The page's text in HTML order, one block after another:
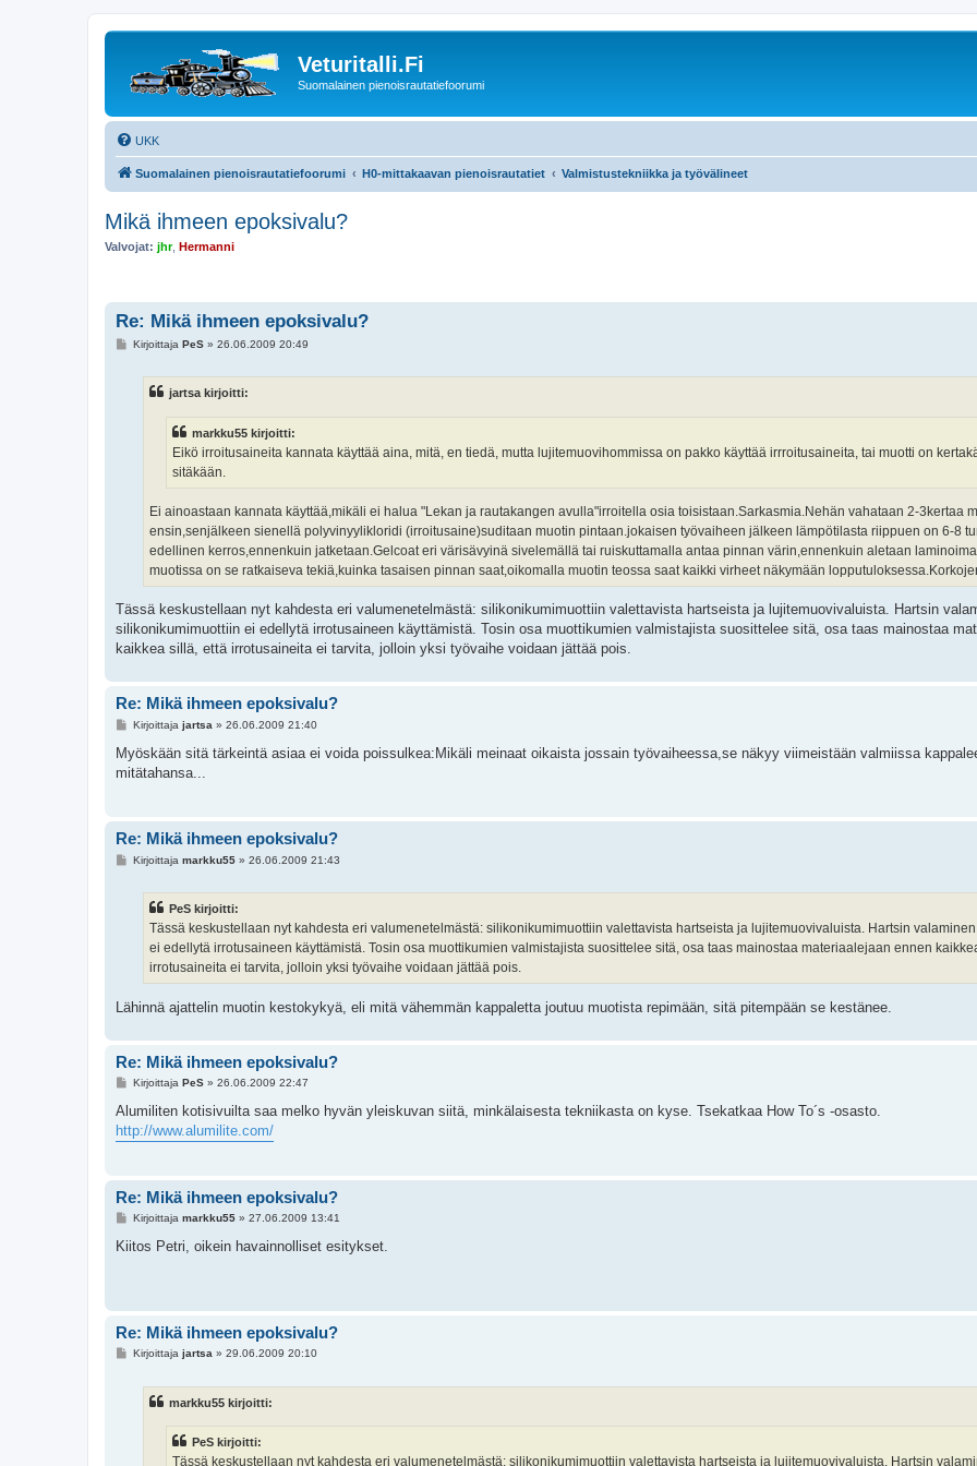
Veturitalli.Fi
Suomalainen pienoisrautatiefoorumi
UKK
Suomalainen pienoisrautatiefoorumi H0-mittakaavan pienoisrautatiet Valmistustekniikka ja työvälineet
Mikä ihmeen epoksivalu?
Valvojat: jhr, Hermanni
Re: Mikä ihmeen epoksivalu?
VKirjoittaja PeS» 26.06.2009 20:49
jartsa kirjoitti:
markku55 kirjoitti:
Eikö irroitusaineita kannata käyttää aina, mitä, en tiedä, mutta lujitemuovihommissa on pakko käyttää irrroitusaineita, tai muotti on
sitäkään.
Ei ainoastaan kannata käyttää,mikäli ei halua "Lekan ja rautakangen avulla"irroitella osia toisistaan.Sarkasmia.Nehän vahataan 2-3kertaa
ensin,senjälkeen sienellä polyvinyylikloridi (irroitusaine)suditaan muotin pintaan.jokaisen työvaiheen jälkeen lämpötilasta riippuen on 6-8
edellinen kerros,ennenkuin jatketaan.Gelcoat eri värisävyinä sivelemällä tai ruiskuttamalla antaa pinnan värin,ennenkuin aletaan
muotissa on se ratkaiseva tekiä,kuinka tasaisen pinnan saat,oikomalla muotin teossa saat kaikki virheet näkymään
Tässä keskustellaan nyt kahdesta eri valumenetelmästä: silikonikumimuottiin valettavista hartseista ja lujitemuovivaluista. Hartsin
silikonikumimuottiin ei edellytä irrotusaineen käyttämistä. Tosin osa muottikumien valmistajista suosittelee sitä, osa taas mainostaa
kaikkea sillä, että irrotusaineita ei tarvita, jolloin yksi työvaihe voidaan jättää pois.
Re: Mikä ihmeen epoksivalu?
V
e
s
t
Kirjoittaja jartsa » 26.06.2009 21:40
Myöskään sitä tärkeintä asiaa ei voida poissulkea:Mikäli meinaat oikaista jossain työvaiheessa,se näkyy viimeistään valmiissa
mitätahansa...
Re: Mikä ihmeen epoksivalu?
VKirjoittaja markku55» 26.06.2009 21:43
PeS kirjoitti:
Tässä keskustellaan nyt kahdesta eri valumenetelmästä: silikonikumimuottiin valettavista hartseista ja lujitemuovivaluista. Hartsin
ei edellytä irrotusaineen käyttämistä. Tosin osa muottikumien valmistajista suosittelee sitä, osa taas mainostaa materiaalejaan ennen
irrotusaineita ei tarvita, jolloin yksi työvaihe voidaan jättää pois.
Lähinnä ajattelin muotin kestokykyä, eli mitä vähemmän kappaletta joutuu muotista repimään, sitä pitempään se kestänee.
Re: Mikä ihmeen epoksivalu?
V
e
t
Kirjoittaja PeS» 26.06.2009 22:47
Alumiliten kotisivuilta saa melko hyvän yleiskuvan siitä, minkälaisesta tekniikasta on kyse. Tsekatkaa How To´s -osasto.
http://www.alumilite.com/
Re: Mikä ihmeen epoksivalu?
V
e
Kirjoittaja markku55» 27.06.2009 13:41
Kiitos Petri, oikein havainnolliset esitykset.
Re: Mikä ihmeen epoksivalu?
VKirjoittaja jartsa » 29.06.2009 20:10
markku55 kirjoitti:
PeS kirjoitti:
Tässä keskustellaan nyt kahdesta eri valumenetelmästä: silikonikumimuottiin valettavista hartseista ja lujitemuovivaluista. Hartsin